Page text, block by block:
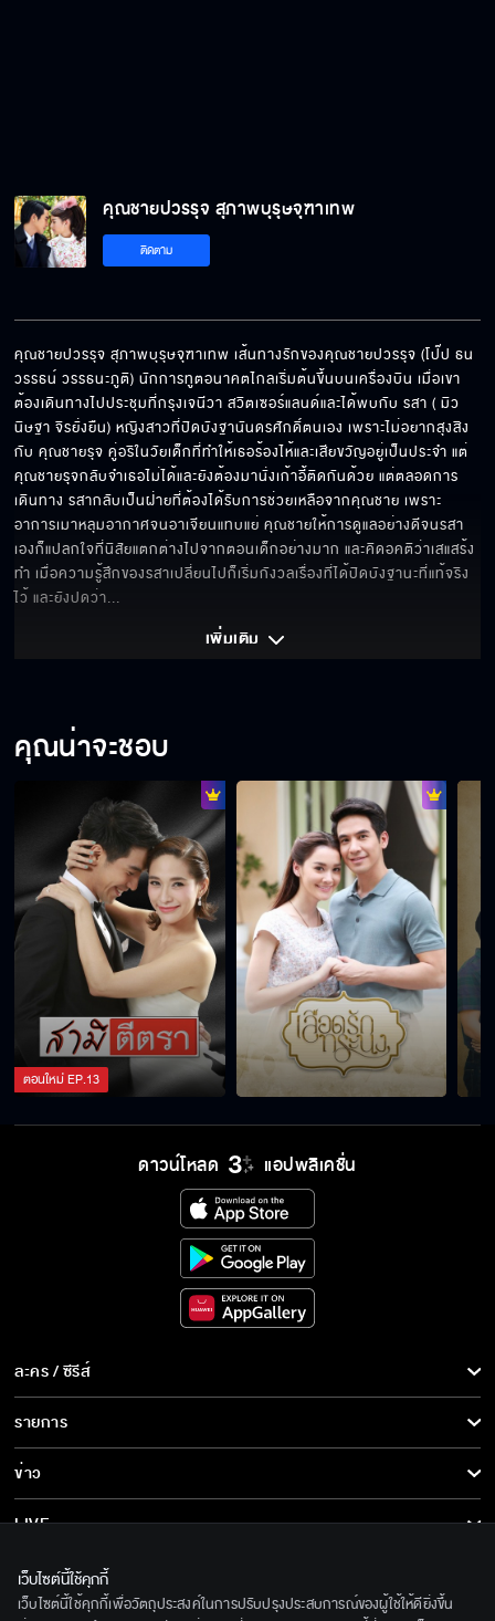
คุณชายปวรรุจ สุภาพบุรุษจุฑาเทพ
ติดตาม
คุณชายปวรรุจ สุภาพบุรุษจุฑาเทพ เส้นทางรักของคุณชายปวรรุจ (โป๊ป ธน
วรรธน์ วรรธนะภูติ) นักการทูตอนาคตไกลเริ่มต้นขึ้นบนเครื่องบิน เมื่อเขา
ต้องเดินทางไปประชุมที่กรุงเจนีวา สวิตเซอร์แลนด์และได้พบกับ รสา ( มิว
นิษฐา จิรยั่งยืน) หญิงสาวที่ปิดบังฐานันดรศักดิ์ตนเอง เพราะไม่อยากสุงสิง
กับ คุณชายรุจ คู่อริในวัยเด็กที่ทำให้เธอร้องไห้และเสียขวัญอยู่เป็นประจำ แต่
คุณชายรุจกลับจำเธอไม่ได้และยังต้องมานั่งเก้าอี้ติดกันด้วย แต่ตลอดการ
เดินทาง รสากลับเป็นฝ่ายที่ต้องได้รับการช่วยเหลือจากคุณชาย เพราะ
อาการเมาหลุมอากาศจนอาเจียนแทบแย่ คุณชายให้การดูแลอย่างดีจนรสา
เองก็แปลกใจที่นิสัยแตกต่างไปจากตอนเด็กอย่างมาก และคิดอคติว่าเสแสร้ง
ทำ เมื่อความรู้สึกของรสาเปลี่ยนไปก็เริ่มกังวลเรื่องที่ได้ปิดบังฐานะที่แท้จริง
ไว้ และยังปดว่า...
เพิ่มเติม
คุณน่าจะชอบ
ตอนใหม่EP.13
ดาวน์โหลด แอปพลิเคชั่น
ละคร / ซีรีส์
ละคร/ซีรีส์
ซีรีส์นานาชาติ
การ์ตูน & เกม
รายการ
รายการทั้งหมด
ข่าว
ข่าวทั้งหมด
ข่าวประชาสัมพันธ์
LIVE
เกี่ยวกับเรา
BEC World
เว็บไซต์นี้ใช้คุกกี้
เว็บไซต์นี้ใช้คุกกี้เพื่อวัตถุประสงค์ในการปรับปรุงประสบการณ์ของผู้ใช้ให้ดียิ่งขึ้น